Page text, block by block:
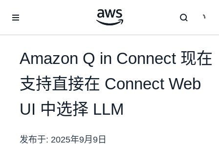
Amazon Q in Connect 现在
支持直接在 Connect Web
UI 中选择 LLM
发布于: 2025年9月9日